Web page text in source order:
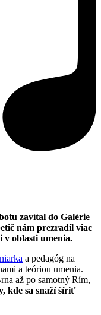
zavítal do Galérie
nám prezradil viac
v oblasti umenia.
a pedagóg na
a teóriou umenia.
až po samotný Rím,
kde sa snaží šíriť